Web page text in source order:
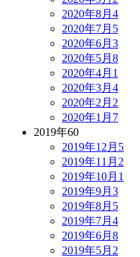
2020年8月 4
2020年7月 5
2020年6月 3
2020年5月 8
2020年4月 1
2020年3月 4
2020年2月 2
2020年1月 7
2019年60
2019年12月 5
2019年11月 2
2019年10月 1
2019年9月 3
2019年8月 5
2019年7月 4
2019年6月 8
2019年5月 2